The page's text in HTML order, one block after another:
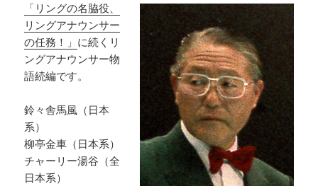
「リングの名脇役、
リングアナウンサー
の任務！」 に続くリ
ングアナウンサー物
語続編です。
鈴々舎馬風（日本
系）
柳亭金車（日本系）
チャーリー湯谷（全
日本系）